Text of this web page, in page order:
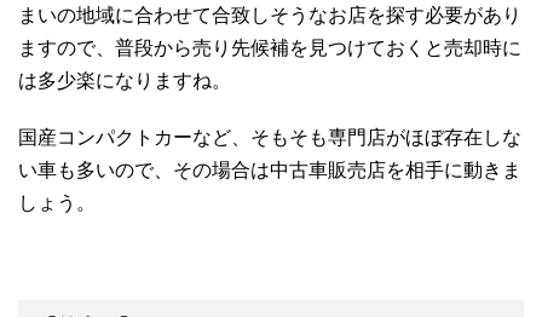
まいの地域に合わせて合致しそうなお店を探す必要があり
ますので、普段から売り先候補を見つけておくと売却時に
は多少楽になりますね。
国産コンパクトカーなど、そもそも専門店がほぼ存在しな
い車も多いので、その場合は中古車販売店を相手に動きま
しょう。